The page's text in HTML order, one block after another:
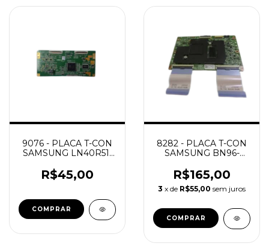
9076 - PLACA T-CON
SAMSUNG LN40R51-
/
R$45,00
8282 - PLACA T-CON
SAMSUNG BN96-
R$165,00
3 x de R$55,00 sem juros